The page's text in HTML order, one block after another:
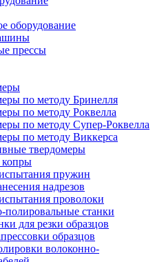
оборудование
прессы
по методу Бринелля
по методу Роквелла
по методу Супер-Роквелла
по методу Виккерса
твердомеры
пружин
надрезов
проволоки
станки
для резки образцов
образцов
волоконно-